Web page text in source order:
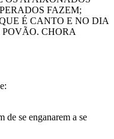
FAZEM;
É CANTO E NO DIA
CHORA
de se enganarem a se